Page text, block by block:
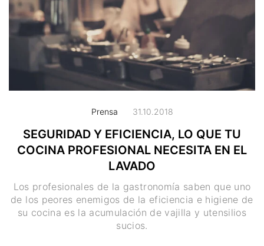
Prensa 31.10.2018
SEGURIDAD Y EFICIENCIA, LO QUE TU
COCINA PROFESIONAL NECESITA EN EL
LAVADO
Los profesionales de la gastronomía saben que uno
de los peores enemigos de la eficiencia e higiene de
su cocina es la acumulación de vajilla y utensilios
sucios.